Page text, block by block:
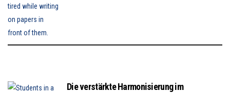
Die verstärkte Harmonisierung im